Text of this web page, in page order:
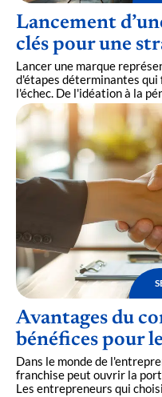
Lancement
clés pour une
Lancer une marque
d'étapes déterminantes
l'échec. De l'idéation à la
Avantages du
bénéfices pour
Dans le monde de
franchise peut ouvrir la
Les entrepreneurs qui